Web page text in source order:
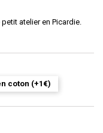
atelier en Picardie.
coton (+1€)